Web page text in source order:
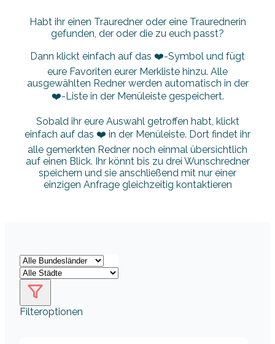
Habt ihr einen Trauredner oder eine Traurednerin
gefunden, der oder die zu euch passt?
Dann klickt einfach auf das ❤️-Symbol und fügt
eure Favoriten eurer Merkliste hinzu. Alle
ausgewählten Redner werden automatisch in der
❤️-Liste in der Menüleiste gespeichert.
Sobald ihr eure Auswahl getroffen habt, klickt
einfach auf das ❤️ in der Menüleiste. Dort findet ihr
alle gemerkten Redner noch einmal übersichtlich
auf einen Blick. Ihr könnt bis zu drei Wunschredner
speichern und sie anschließend mit nur einer
einzigen Anfrage gleichzeitig kontaktieren
Filteroptionen